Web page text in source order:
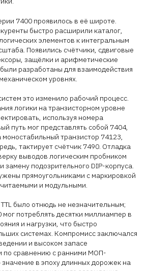
7400 проявилось в её широте.
быстро расширили каталог,
элементов к интегральным
Появились счётчики, сдвиговые
защёлки и арифметические
разработаны для взаимодействия
уровнях.
это изменило рабочий процесс.
логики на транзисторном уровне
используя номера
путь мог представлять собой 7404,
транзистор 74123,
тактирует счётчик 7490. Отладка
выводов логическим пробником
замену подозрительного DIP-корпуса.
прямоугольниками с маркировкой
и модульными.
было отнюдь не незначительным;
мог потреблять десятки миллиампер в
и нагрузки, что быстро
системах. Компромисс заключался
и высоком запасе
по сравнению с ранними МОП-
в эпоху длинных дорожек на